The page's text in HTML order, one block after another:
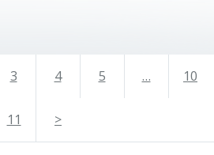
3 4 5 … 10
11 >